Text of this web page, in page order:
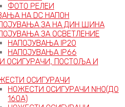
ФОТО РЕЛЕИ
НА DC НАПОН
ЗА НА ДИН ШИНА
ЗА ОСВЕТЛЕНИЕ
НАПОЈУВАЊА IP20
НАПОЈУВАЊА IP66
ОСИГУРАЧИ, ПОСТОЉА И
ОСИГУРАЧИ
НОЖЕСТИ ОСИГУРАЧИ NH0(ДО
160А)